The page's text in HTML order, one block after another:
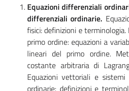
Equazioni differenziali
differenziali ordinarie.
fisici: definizioni e
primo ordine: equazioni a
lineari del primo ordine.
costante arbitraria di
Equazioni vettoriali e sistemi
ordinarie: definizioni e